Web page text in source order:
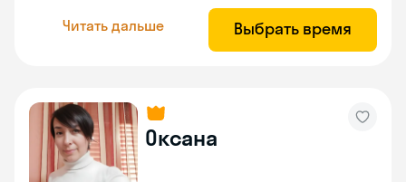
Читать дальше Выбрать время
Оксана